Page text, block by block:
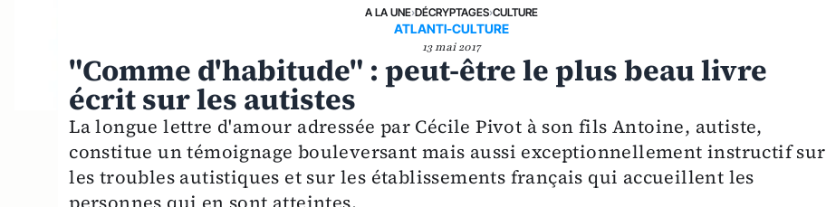
A LA UNE›DÉCRYPTAGES›CULTURE
ATLANTI-CULTURE
13 mai 2017
"Comme d'habitude" : peut-être le plus beau livre
écrit sur les autistes
La longue lettre d'amour adressée par Cécile Pivot à son fils Antoine, autiste,
constitue un témoignage bouleversant mais aussi exceptionnellement instructif sur
les troubles autistiques et sur les établissements français qui accueillent les